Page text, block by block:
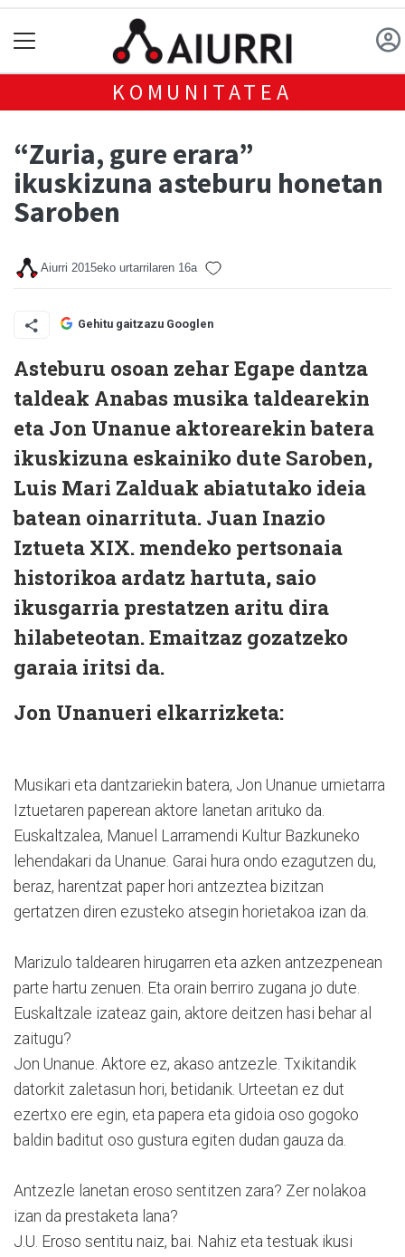
KOMUNITATEA
“Zuria, gure erara”
ikuskizuna asteburu honetan
Saroben
Aiurri 2015eko urtarrilaren 16a
Gehitu gaitzazu Googlen
Asteburu osoan zehar Egape dantza
taldeak Anabas musika taldearekin
eta Jon Unanue aktorearekin batera
ikuskizuna eskainiko dute Saroben,
Luis Mari Zalduak abiatutako ideia
batean oinarrituta. Juan Inazio
Iztueta XIX. mendeko pertsonaia
historikoa ardatz hartuta, saio
ikusgarria prestatzen aritu dira
hilabeteotan. Emaitzaz gozatzeko
garaia iritsi da.
Jon Unanueri elkarrizketa:
Musikari eta dantzariekin batera, Jon Unanue urnietarra
Iztuetaren paperean aktore lanetan arituko da.
Euskaltzalea, Manuel Larramendi Kultur Bazkuneko
lehendakari da Unanue. Garai hura ondo ezagutzen du,
beraz, harentzat paper hori antzeztea bizitzan
gertatzen diren ezusteko atsegin horietakoa izan da.
Marizulo taldearen hirugarren eta azken antzezpenean
parte hartu zenuen. Eta orain berriro zugana jo dute.
Euskaltzale izateaz gain, aktore deitzen hasi behar al
zaitugu?
Jon Unanue. Aktore ez, akaso antzezle. Txikitandik
datorkit zaletasun hori, betidanik. Urteetan ez dut
ezertxo ere egin, eta papera eta gidoia oso gogoko
baldin baditut oso gustura egiten dudan gauza da.
Antzezle lanetan eroso sentitzen zara? Zer nolakoa
izan da prestaketa lana?
J.U. Eroso sentitu naiz, bai. Nahiz eta testuak ikusi